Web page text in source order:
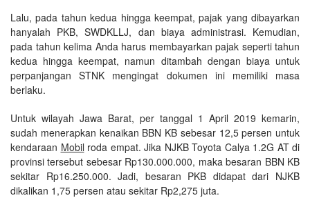
Lalu, pada tahun kedua hingga keempat, pajak yang dibayarkan
hanyalah PKB, SWDKLLJ, dan biaya administrasi. Kemudian,
pada tahun kelima Anda harus membayarkan pajak seperti tahun
kedua hingga keempat, namun ditambah dengan biaya untuk
perpanjangan STNK mengingat dokumen ini memiliki masa
berlaku.
Untuk wilayah Jawa Barat, per tanggal 1 April 2019 kemarin,
sudah menerapkan kenaikan BBN KB sebesar 12,5 persen untuk
kendaraan Mobil roda empat. Jika NJKB Toyota Calya 1.2G AT di
provinsi tersebut sebesar Rp130.000.000, maka besaran BBN KB
sekitar Rp16.250.000. Jadi, besaran PKB didapat dari NJKB
dikalikan 1,75 persen atau sekitar Rp2,275 juta.